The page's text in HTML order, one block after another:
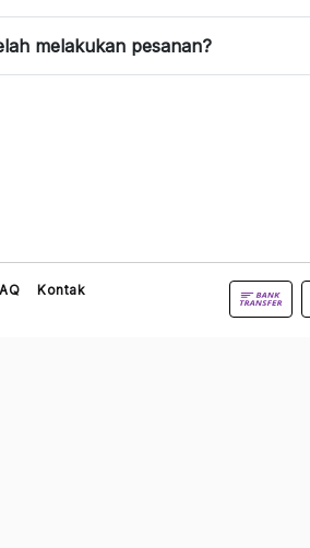
melakukan pesanan?
Kontak